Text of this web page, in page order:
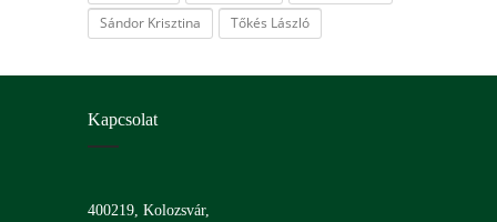
Sándor Krisztina
Tőkés László
Kapcsolat
400219, Kolozsvár,